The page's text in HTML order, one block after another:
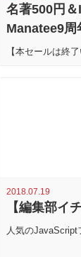
名著500円＆
Manatee9周
【本セールは終
2018.07.19
【編集部イ
人気のJavaScript